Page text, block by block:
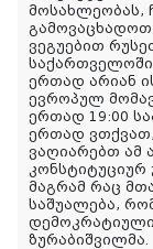
მოსახლეობას,
ვეგუებით
ერთად არიან
ევროპულ
ერთად 19:00
ერთად
ვაღიარებთ ამ
მაგრამ რაც
საშუალება,
დემოკრატიული
ზურაბიშვილმა.